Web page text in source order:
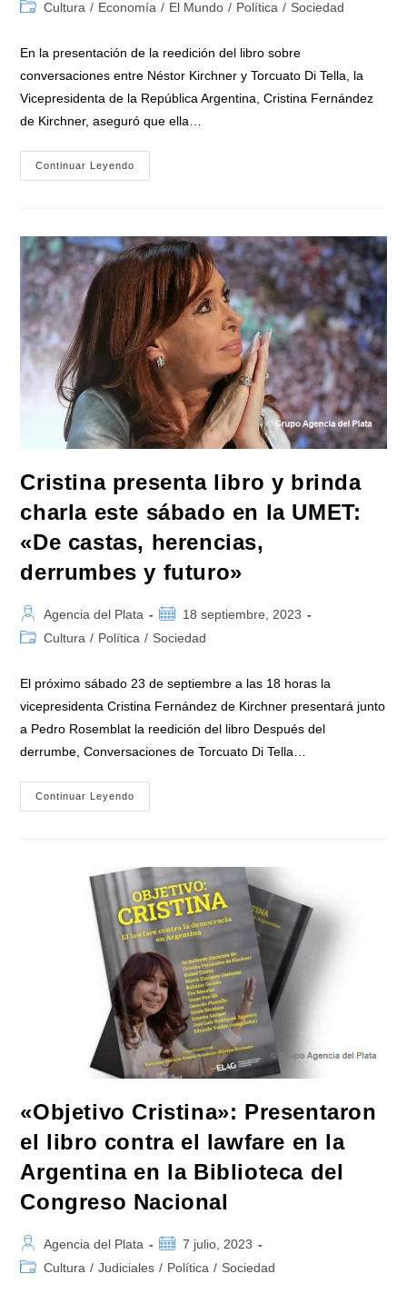
Categoría
entrada:
Cultura / Economía / El Mundo / Política / Sociedad
En la presentación de la reedición del libro sobre
conversaciones entre Néstor Kirchner y Torcuato Di Tella, la
Vicepresidenta de la República Argentina, Cristina Fernández
de Kirchner, aseguró que ella…
Continuar Leyendo
«Gran
Decirle
A
La
Sociedad
La
Verdad
Sobre
El
FMI»
Cristina presenta libro y brinda
charla este sábado en la UMET:
«De castas, herencias,
derrumbes y futuro»
Autor
de
Agencia del Plata
Publicación
de
18 septiembre, 2023
Categoría
entrada:
Cultura / Política / Sociedad
El próximo sábado 23 de septiembre a las 18 horas la
vicepresidenta Cristina Fernández de Kirchner presentará junto
a Pedro Rosemblat la reedición del libro Después del
derrumbe, Conversaciones de Torcuato Di Tella…
Continuar Leyendo
Presenta
Este
Sábado
En
La
UMET:
«De
Castas,
Herencias,
Derrumbes
Y
Futuro»
«Objetivo Cristina»: Presentaron
el libro contra el lawfare en la
Argentina en la Biblioteca del
Congreso Nacional
Autor
de
Agencia del Plata
Publicación
de
7 julio, 2023
Categoría
Cultura / Judiciales / Política / Sociedad